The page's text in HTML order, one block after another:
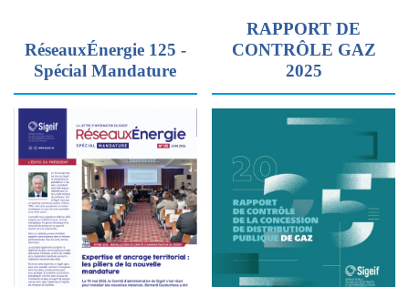
RéseauxÉnergie 125 -
Spécial Mandature
RAPPORT DE
CONTRÔLE GAZ
2025